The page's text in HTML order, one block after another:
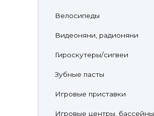
Велосипеды
Видеоняни, радионяни
Гироскутеры/сигвеи
Зубные пасты
Игровые приставки
Игровые центры, бассейны